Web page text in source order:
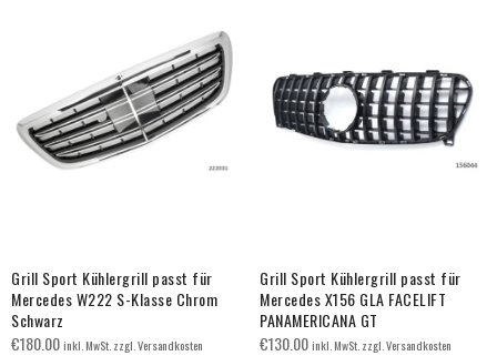
Grill Sport Kühlergrill passt für
Mercedes W222 S-Klasse Chrom
Schwarz
€180.00inkl. MwSt. zzgl. Versandkosten
Grill Sport Kühlergrill passt für
Mercedes X156 GLA FACELIFT
PANAMERICANA GT
€130.00inkl. MwSt. zzgl. Versandkosten